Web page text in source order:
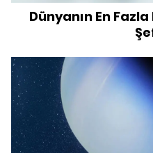
Dünyanın En